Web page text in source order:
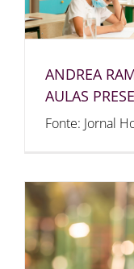
ANDREA
AULAS
Fonte: Jornal